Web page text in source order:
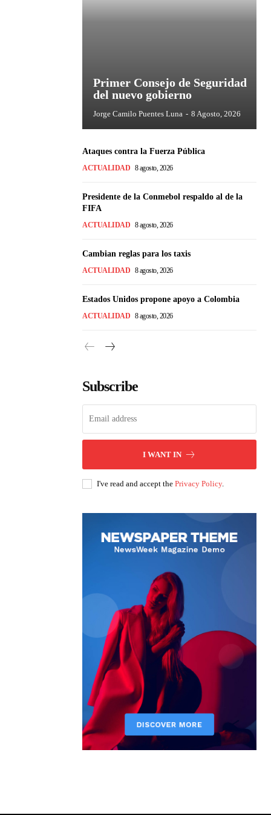
Primer Consejo de Seguridad
del nuevo gobierno
Jorge Camilo Puentes Luna - 8 Agosto, 2026
Ataques contra la Fuerza Pública
ACTUALIDAD 8 agosto, 2026
Presidente de la Conmebol respaldo al de la
FIFA
ACTUALIDAD 8 agosto, 2026
Cambian reglas para los taxis
ACTUALIDAD 8 agosto, 2026
Estados Unidos propone apoyo a Colombia
ACTUALIDAD 8 agosto, 2026
Subscribe
I WANT IN
I've read and accept the Privacy Policy.